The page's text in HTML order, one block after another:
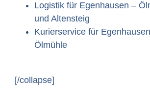
Logistik für Egenhausen –
und Altensteig
Kurierservice für
Ölmühle
[/collapse]